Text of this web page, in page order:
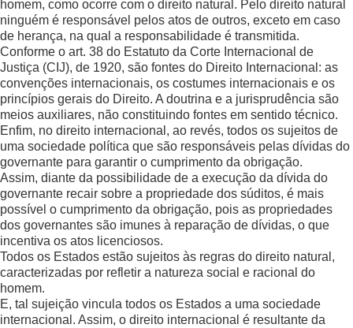
homem, como ocorre com o direito natural. Pelo direito natural
ninguém é responsável pelos atos de outros, exceto em caso
de herança, na qual a responsabilidade é transmitida.
Conforme o art. 38 do Estatuto da Corte Internacional de
Justiça (CIJ), de 1920, são fontes do Direito Internacional: as
convenções internacionais, os costumes internacionais e os
princípios gerais do Direito. A doutrina e a jurisprudência são
meios auxiliares, não constituindo fontes em sentido técnico.
Enfim, no direito internacional, ao revés, todos os sujeitos de
uma sociedade política que são responsáveis pelas dívidas do
governante para garantir o cumprimento da obrigação.
Assim, diante da possibilidade de a execução da dívida do
governante recair sobre a propriedade dos súditos, é mais
possível o cumprimento da obrigação, pois as propriedades
dos governantes são imunes à reparação de dívidas, o que
incentiva os atos licenciosos.
Todos os Estados estão sujeitos às regras do direito natural,
caracterizadas por refletir a natureza social e racional do
homem.
E, tal sujeição vincula todos os Estados a uma sociedade
internacional. Assim, o direito internacional é resultante da